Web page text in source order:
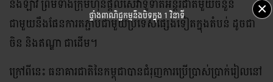
ផ្ទាំងពាណិជ្ជកម្មនឹងបិទក្នុង 1 វិនាទី ×
និងឡាវ ព្រមទាំងក្រុមហ៊ុនផ្តល់សេវាទូទាត់អន្តរជាតិមួយចំនួន
ជាមួយនឹងផែនការតភ្ជាប់ជាមួយប្រទេសផ្សេងទៀតក្នុងតំបន់ ដូចជា
ចិន និងឥណ្ឌា ជាដើម។
ក្រៅពីនេះ ធនាគារជាតិនៃកម្ពុជាបានជំរុញការប្រើប្រាស់ប្រាក់រៀលនៅ